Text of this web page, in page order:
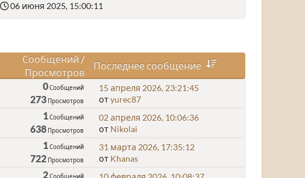
06 июня 2025, 15:00:11
Сообщений /
Просмотров
Последнее сообщение
0Сообщений
273 Просмотров
15 апреля 2026, 23:21:45
отyurec87
1 Сообщений
638 Просмотров
02 апреля 2026, 10:06:36
от Nikolai
1 Сообщений
722 Просмотров
31 марта 2026, 17:35:12
от Khanas
2Сообщений